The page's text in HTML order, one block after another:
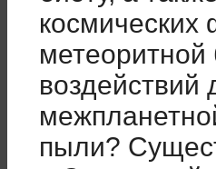
космических
воздействий
пыли?